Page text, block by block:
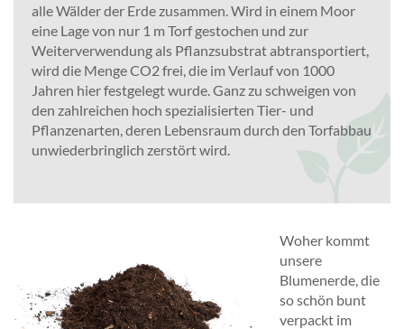
alle Wälder der Erde zusammen. Wird in einem Moor
eine Lage von nur 1 m Torf gestochen und zur
Weiterverwendung als Pflanzsubstrat abtransportiert,
wird die Menge CO2 frei, die im Verlauf von 1000
Jahren hier festgelegt wurde. Ganz zu schweigen von
den zahlreichen hoch spezialisierten Tier- und
Pflanzenarten, deren Lebensraum durch den Torfabbau
unwiederbringlich zerstört wird.
Woher kommt
unsere
Blumenerde, die
so schön bunt
verpackt im